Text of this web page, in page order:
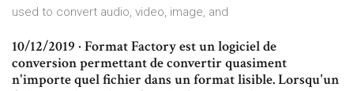
used to convert audio, video, image, and
10/12/2019 · Format Factory est un logiciel de
conversion permettant de convertir quasiment
n'importe quel fichier dans un format lisible. Lorsqu'un